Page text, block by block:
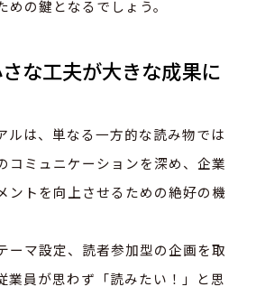
の鍵となるでしょう。
な工夫が大きな成果に
ルは、単なる一方的な読み物では
コミュニケーションを深め、企業
ントを向上させるための絶好の機
ーマ設定、読者参加型の企画を取
業員が思わず「読みたい！」と思